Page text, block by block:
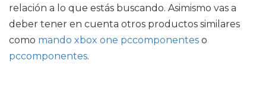
relación a lo que estás buscando. Asimismo vas a
deber tener en cuenta otros productos similares
como mando xbox one pccomponentes o
pccomponentes.